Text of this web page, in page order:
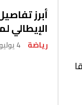
أبرز
الإيطالي لموسم
رياضة 4 يوليو، 2024
والـ41 في 171 سباقا